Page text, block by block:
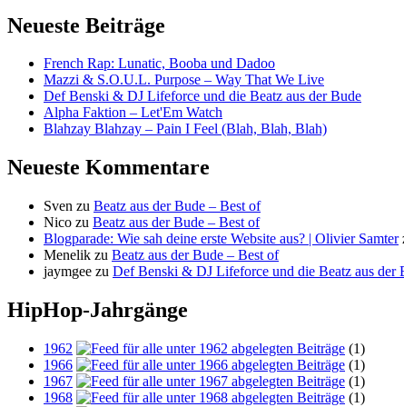
Neueste Beiträge
French Rap: Lunatic, Booba und Dadoo
Mazzi & S.O.U.L. Purpose – Way That We Live
Def Benski & DJ Lifeforce und die Beatz aus der Bude
Alpha Faktion – Let'Em Watch
Blahzay Blahzay – Pain I Feel (Blah, Blah, Blah)
Neueste Kommentare
Sven zu Beatz aus der Bude – Best of
Nico zu Beatz aus der Bude – Best of
Blogparade: Wie sah deine erste Website aus? | Olivier Samter
Menelik zu Beatz aus der Bude – Best of
jaymgee zu Def Benski & DJ Lifeforce und die Beatz aus der
HipHop-Jahrgänge
1962
(1)
1966
(1)
1967
(1)
1968
(1)